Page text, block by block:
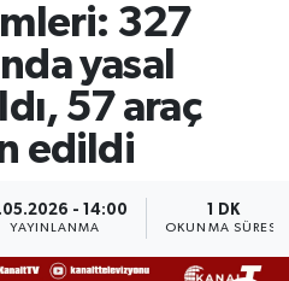
327
yasal
57 araç
edildi
- 14:00
YAYINLANMA
1 DK
OKUNMA SÜRESI